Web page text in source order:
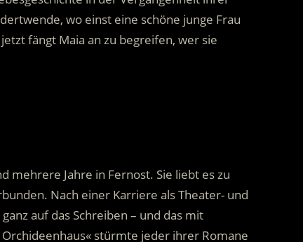
wo einst eine schöne junge Frau
fängt Maia an zu begreifen, wer sie
mehrere Jahre in Fernost. Sie liebt es zu
Nach einer Karriere als Theater- und
auf das Schreiben – und das mit
stürmte jeder ihrer Romane